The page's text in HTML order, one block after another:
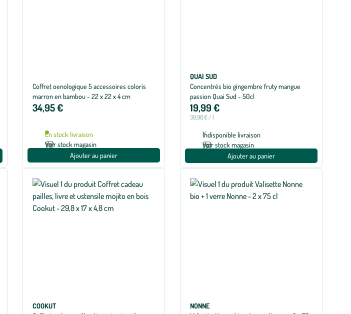
Coffret oenologique 5 accessoires coloris
marron en bambou - 22 x 22 x 4 cm
34,95 €
En stock livraison
Voir stock magasin
Ajouter au panier
QUAI SUD
Concentrés bio gingembre fruty mangue
passion Quai Sud - 50cl
19,99 €
39,98 € / l
Indisponible livraison
Voir stock magasin
Ajouter au panier
COOKUT
NONNE